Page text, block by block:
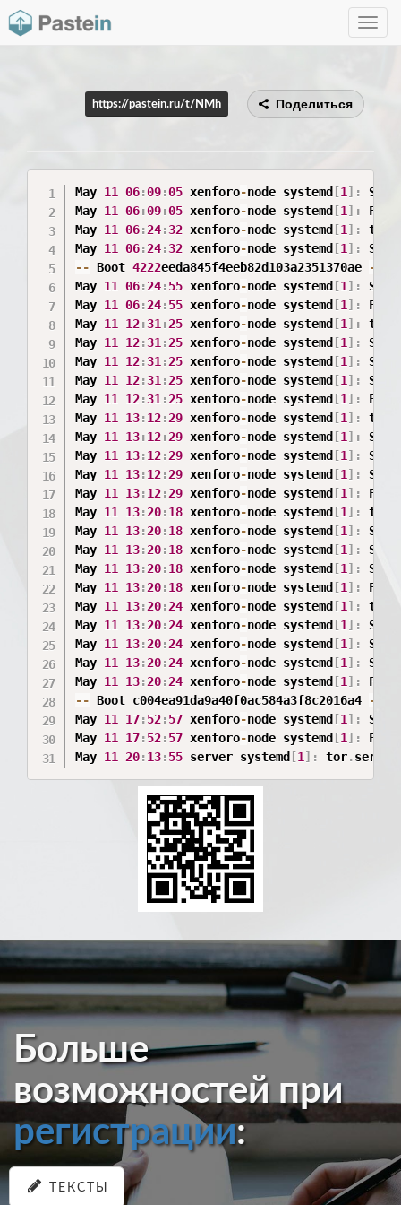
Toggle
https://pastein.ru/t/NMh Поделиться
May 11 06:09:05 xenforo-node systemd [1 ] :
May 11 06:09:05 xenforo-node systemd [1 ] :
May 11 06:24:32 xenforo-node systemd [1 ] : tor
May 11 06:24:32 xenforo-node systemd [1 ] :
-- Boot 4222eeda845f4eeb82d103a2351370ae
--
May 11 06:24:55 xenforo-node systemd [1 ] :
May 11 06:24:55 xenforo-node systemd [1 ] :
May 11 12:31 :25 xenforo-node systemd [1 ] : tor
May 11 12:31 :25 xenforo-node systemd [1 ] :
May 11 12:31 :25 xenforo-node systemd [1 ] :
May 11 12:31 :25 xenforo-node systemd [1 ] :
May 11 12:31 :25 xenforo-node systemd [1 ] :
May 11 13:12:29 xenforo-node systemd [1 ] : tor
May 11 13:12:29 xenforo-node systemd [1 ] :
May 11 13:12:29 xenforo-node systemd [1 ] :
May 11 13:12:29 xenforo-node systemd [1 ] :
May 11 13:12:29 xenforo-node systemd [1 ] :
May 11 13:20:18 xenforo-node systemd [1 ] : tor
May 11 13:20:18 xenforo-node systemd [1 ] :
May 11 13:20:18 xenforo-node systemd [1 ] :
May 11 13:20:18 xenforo-node systemd [1 ] :
May 11 13:20:18 xenforo-node systemd [1 ] :
May 11 13:20:24 xenforo-node systemd [1 ] : tor
May 11 13:20:24 xenforo-node systemd [1 ] :
May 11 13:20:24 xenforo-node systemd [1 ] :
May 11 13:20:24 xenforo-node systemd [1 ] :
May 11 13:20:24 xenforo-node systemd [1 ] :
-- Boot c004ea91da9a40f0ac584a3f8c2016a4
--
May 11 17:52:57 xenforo-node systemd [1 ] :
May 11 17:52:57 xenforo-node systemd [1 ] :
May 11 20:13:55 server systemd [1 ] : tor.
Больше
возможностей при
регистрации:
ТЕКСТЫ